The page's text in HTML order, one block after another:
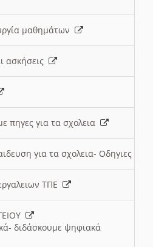
μαθημάτων
ασκήσεις
πηγες για τα σχολεια
για τα σχολεια- Οδηγιες
ΤΠΕ
διδάσκουμε ψηφιακά